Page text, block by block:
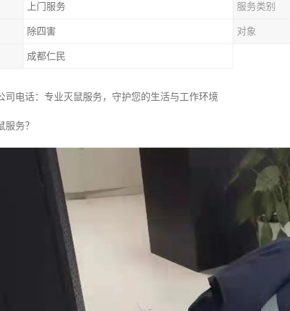
上门服务 服务类别
除四害 对象
成都仁民
司电话：专业灭鼠服务，守护您的生活与工作环境
服务？